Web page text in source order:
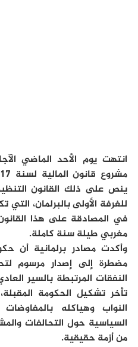
انتهت يوم الأحد الماضي
ينص على ذلك القانون
للغرفة الأولى بالبرلمان، التي
مغربي طيلة سنة كاملة.
وأكدت مصادر برلمانية أن
مضطرة إلى إصدار مرسوم
النفقات المرتبطة بالسير
تأخر تشكيل الحكومة
النواب وهياكله
السياسية حول التحالفات
من أزمة حقيقية.